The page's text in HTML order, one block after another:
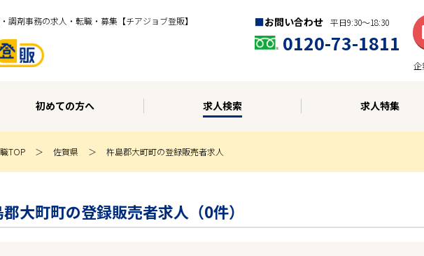
調剤事務の求人・転職・募集【チアジョブ登販】 お問い合わせ 平日9:30〜18:30
0120-73-1811
企
初めての方へ 求人検索 求人特集
TOP 佐賀県 杵島郡大町町の登録販売者求人
大町町の登録販売者求人（0件）